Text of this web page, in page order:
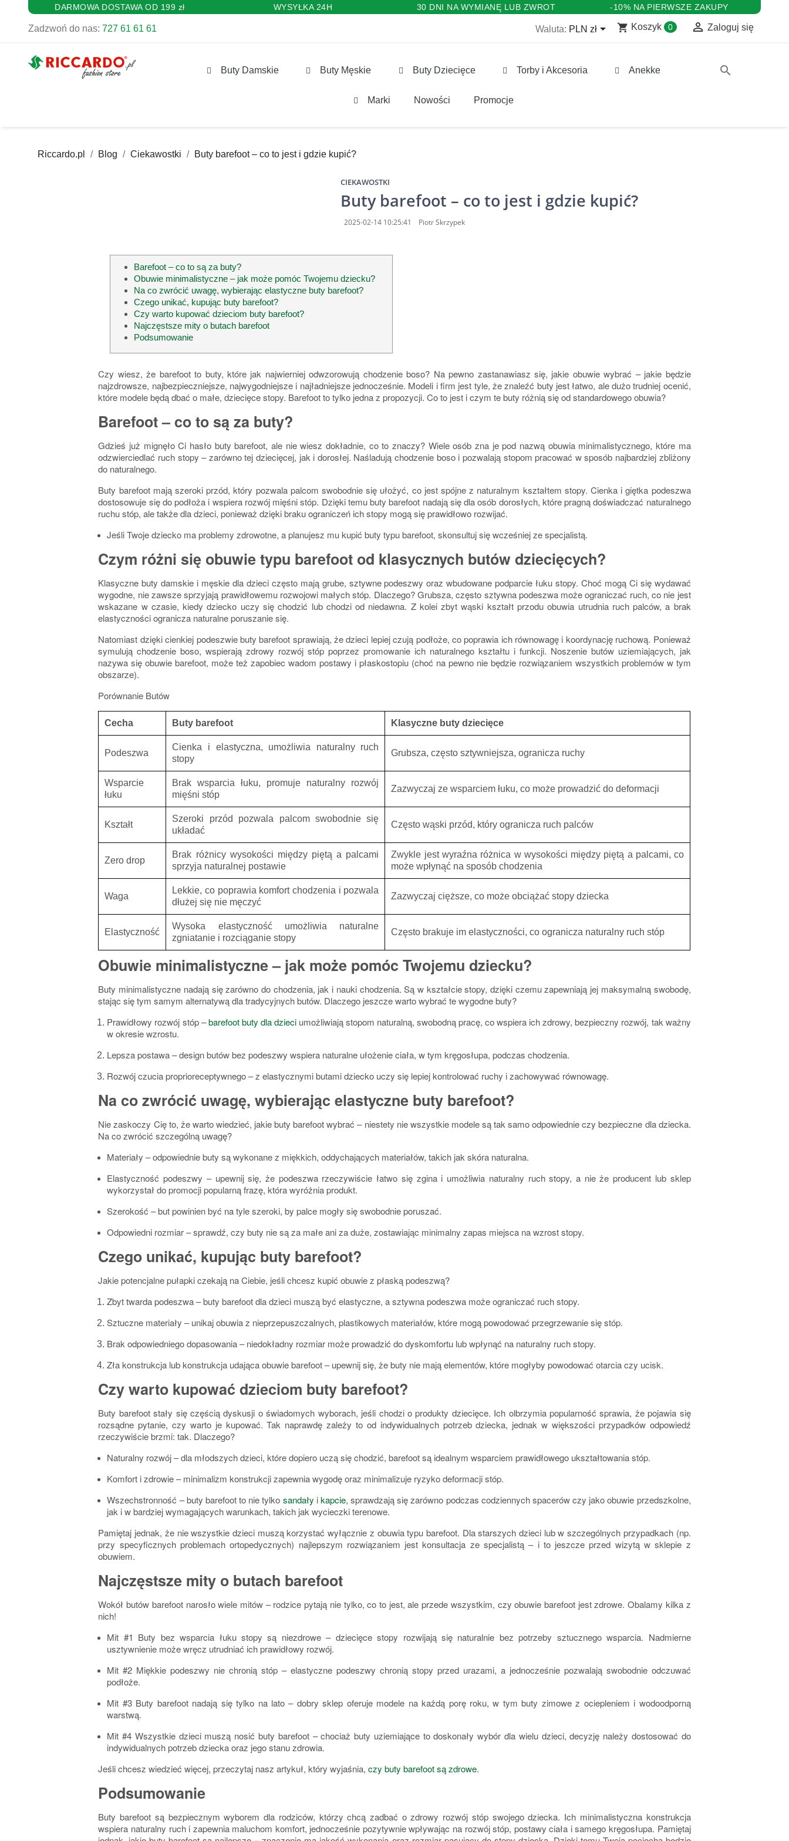
DARMOWA DOSTAWA OD 199 zł WYSYŁKA 24H 30 DNI NA WYMIANĘ LUB ZWROT -10% NA PIERWSZE ZAKUPY
Zadzwoń do nas: 727 61 61 61 Waluta: PLN zł shopping_cart Koszyk 0  Zaloguj się
Buty Damskie Buty Męskie Buty Dziecięce Torby i Akcesoria Anekke
Marki Nowości Promocje
search
Riccardo.pl Blog Ciekawostki Buty barefoot – co to jest i gdzie kupić?
CIEKAWOSTKI
Buty barefoot – co to jest i gdzie kupić?
2025-02-14 10:25:41 Piotr Skrzypek
Barefoot – co to są za buty?
Obuwie minimalistyczne – jak może pomóc Twojemu dziecku?
Na co zwrócić uwagę, wybierając elastyczne buty barefoot?
Czego unikać, kupując buty barefoot?
Czy warto kupować dzieciom buty barefoot?
Najczęstsze mity o butach barefoot
Podsumowanie
Czy wiesz, że barefoot to buty, które jak najwierniej odwzorowują chodzenie boso? Na pewno zastanawiasz się, jakie obuwie wybrać – jakie będzie
najzdrowsze, najbezpieczniejsze, najwygodniejsze i najładniejsze jednocześnie. Modeli i firm jest tyle, że znaleźć buty jest łatwo, ale dużo trudniej ocenić,
które modelebędą dbać o małe, dziecięce stopy. Barefoot to tylko jedna z propozycji. Co to jest i czym te buty różnią się od standardowego obuwia?
Barefoot – co to są za buty?
Gdzieś już mignęło Ci hasło buty barefoot, ale nie wiesz dokładnie, co to znaczy? Wiele osób zna je pod nazwą obuwia minimalistycznego, które ma
odzwierciedlać ruch stopy – zarówno tej dziecięcej, jak i dorosłej. Naśladują chodzenie boso i pozwalają stopom pracować w sposób najbardziej zbliżony
do naturalnego.
Buty barefoot mają szeroki przód, który pozwala palcom swobodnie się ułożyć, co jest spójne z naturalnym kształtem stopy.Cienka i giętka podeszwa
dostosowuje się do podłoża i wspiera rozwój mięśni stóp. Dzięki temu buty barefoot nadają się dla osób dorosłych, które pragną doświadczać naturalnego
ruchu stóp, ale także dla dzieci, ponieważ dzięki braku ograniczeń ich stopy mogą się prawidłowo rozwijać.
Jeśli Twoje dziecko ma problemy zdrowotne, a planujesz mu kupić buty typu barefoot, skonsultuj się wcześniej ze specjalistą.
Czym różni się obuwie typu barefoot od klasycznych butów dziecięcych?
Klasyczne buty damskie i męskie dla dzieci często mają grube, sztywne podeszwy oraz wbudowane podparcie łuku stopy. Choć mogą Ci się wydawać
wygodne, nie zawsze sprzyjają prawidłowemu rozwojowi małych stóp. Dlaczego?Grubsza, często sztywna podeszwa może ograniczać ruch, co nie jest
wskazane w czasie, kiedy dziecko uczy się chodzić lub chodzi od niedawna. Z kolei zbyt wąski kształt przodu obuwia utrudnia ruch palców, a brak
elastyczności ogranicza naturalne poruszanie się.
Natomiast dzięki cienkiej podeszwiebuty barefoot sprawiają, że dzieci lepiej czują podłoże, co poprawia ich równowagę i koordynację ruchową. Ponieważ
symulują chodzenie boso, wspierają zdrowy rozwój stóp poprzez promowanie ich naturalnego kształtu i funkcji. Noszenie butów uziemiających, jak
nazywa się obuwie barefoot, może też zapobiec wadom postawy i płaskostopiu (choć na pewno nie będzie rozwiązaniem wszystkich problemów w tym
obszarze).
Porównanie Butów
Cecha Buty barefoot Klasyczne buty dziecięce
Podeszwa
Cienka i elastyczna, umożliwia naturalny ruch
stopy
Grubsza, często sztywniejsza, ogranicza ruchy
Wsparcie
łuku
Brak wsparcia łuku, promuje naturalny rozwój
mięśni stóp
Zazwyczaj ze wsparciem łuku, co może prowadzić do deformacji
Kształt
Szeroki przód pozwala palcom swobodnie się
układać
Często wąski przód, który ogranicza ruch palców
Zero drop
Brak różnicy wysokości między piętą a palcami
sprzyja naturalnej postawie
Zwykle jest wyraźna różnica w wysokości między piętą a palcami, co
może wpłynąć na sposób chodzenia
Waga
Lekkie, co poprawia komfort chodzenia i pozwala
dłużej się nie męczyć
Zazwyczaj cięższe, co może obciążać stopy dziecka
Elastyczność
Wysoka elastyczność umożliwia naturalne
zgniatanie i rozciąganie stopy
Często brakuje im elastyczności, co ogranicza naturalny ruch stóp
Obuwie minimalistyczne – jak może pomóc Twojemu dziecku?
Buty minimalistyczne nadają się zarówno do chodzenia, jak i nauki chodzenia.Są w kształcie stopy, dzięki czemu zapewniają jej maksymalną swobodę,
stając się tym samym alternatywą dla tradycyjnych butów. Dlaczego jeszcze warto wybrać te wygodne buty?
Prawidłowy rozwój stóp– barefoot buty dla dzieciumożliwiają stopom naturalną, swobodną pracę, co wspiera ich zdrowy, bezpieczny rozwój, tak ważny
w okresie wzrostu.
Lepsza postawa– design butów bez podeszwy wspiera naturalne ułożenie ciała, w tym kręgosłupa, podczas chodzenia.
Rozwój czucia proprioreceptywnego– z elastycznymi butami dziecko uczy się lepiej kontrolować ruchy i zachowywać równowagę.
Na co zwrócić uwagę, wybierając elastyczne buty barefoot?
Nie zaskoczy Cię to, że warto wiedzieć, jakie buty barefoot wybrać – niestety nie wszystkie modele są tak samo odpowiednie czy bezpieczne dla dziecka.
Na co zwrócić szczególną uwagę?
Materiały – odpowiednie buty są wykonane z miękkich, oddychających materiałów, takich jak skóra naturalna.
Elastyczność podeszwy – upewnij się, że podeszwa rzeczywiście łatwo się zgina i umożliwia naturalny ruch stopy, a nie że producent lub sklep
wykorzystał do promocji popularną frazę, która wyróżnia produkt.
Szerokość – but powinien być na tyle szeroki, by palce mogły się swobodnie poruszać.
Odpowiedni rozmiar– sprawdź, czy buty nie są za małe ani za duże, zostawiając minimalny zapas miejsca na wzrost stopy.
Czego unikać, kupując buty barefoot?
Jakie potencjalne pułapki czekają na Ciebie, jeśli chcesz kupić obuwie z płaską podeszwą?
Zbyt twarda podeszwa– buty barefoot dla dzieci muszą być elastyczne, a sztywna podeszwa może ograniczać ruch stopy.
Sztuczne materiały – unikaj obuwia z nieprzepuszczalnych, plastikowych materiałów, które mogą powodować przegrzewanie się stóp.
Brak odpowiedniego dopasowania– niedokładny rozmiar może prowadzić do dyskomfortu lub wpłynąć na naturalny ruch stopy.
Zła konstrukcja lub konstrukcja udająca obuwie barefoot – upewnij się, że buty nie mają elementów, które mogłyby powodować otarcia czy ucisk.
Czy warto kupować dzieciom buty barefoot?
Buty barefoot stały się częścią dyskusji o świadomych wyborach, jeśli chodzi o produkty dziecięce. Ich olbrzymia popularność sprawia, że pojawia się
rozsądne pytanie, czy warto je kupować. Tak naprawdę zależy to od indywidualnych potrzeb dziecka, jednak w większości przypadków odpowiedź
rzeczywiście brzmi: tak. Dlaczego?
Naturalny rozwój– dla młodszych dzieci, które dopiero uczą się chodzić, barefoot są idealnym wsparciem prawidłowego ukształtowania stóp.
Komfort i zdrowie– minimalizm konstrukcji zapewnia wygodę oraz minimalizuje ryzyko deformacji stóp.
Wszechstronność – buty barefoot to nie tylko sandały i kapcie, sprawdzają się zarówno podczas codziennych spacerów czy jako obuwie przedszkolne,
jak i w bardziej wymagających warunkach, takich jak wycieczki terenowe.
Pamiętaj jednak, że nie wszystkie dzieci muszą korzystać wyłącznie z obuwia typu barefoot. Dla starszych dzieci lub w szczególnych przypadkach (np.
przy specyficznych problemach ortopedycznych) najlepszym rozwiązaniem jest konsultacja ze specjalistą – i to jeszcze przed wizytą w sklepie z
obuwiem.
Najczęstsze mity o butach barefoot
Wokół butów barefoot narosło wiele mitów – rodzice pytają nie tylko, co to jest, ale przede wszystkim, czy obuwie barefoot jest zdrowe. Obalamy kilka z
nich!
Mit #1 Buty bez wsparcia łuku stopy są niezdrowe– dziecięce stopy rozwijają się naturalnie bez potrzeby sztucznego wsparcia. Nadmierne
usztywnienie może wręcz utrudniać ich prawidłowy rozwój.
Mit #2 Miękkie podeszwy nie chronią stóp –elastyczne podeszwy chronią stopy przed urazami, a jednocześnie pozwalają swobodnie odczuwać
podłoże.
Mit #3 Buty barefoot nadają się tylko na lato– dobry sklep oferuje modele na każdą porę roku, w tym buty zimowe z ociepleniem i wodoodporną
warstwą.
Mit #4 Wszystkie dzieci muszą nosić buty barefoot– chociaż buty uziemiające to doskonały wybór dla wielu dzieci, decyzję należy dostosować do
indywidualnych potrzeb dziecka oraz jego stanu zdrowia.
Jeśli chcesz wiedzieć więcej, przeczytaj nasz artykuł, który wyjaśnia, czy buty barefoot są zdrowe.
Podsumowanie
Buty barefoot są bezpiecznym wyborem dla rodziców, którzy chcą zadbać o zdrowy rozwój stóp swojego dziecka. Ich minimalistyczna konstrukcja
wspiera naturalny ruch i zapewnia maluchom komfort, jednocześnie pozytywnie wpływając na rozwój stóp, postawy ciała i samego kręgosłupa. Pamiętaj